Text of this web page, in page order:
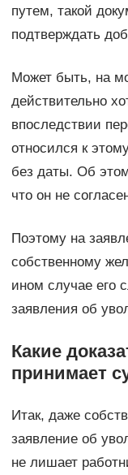
путем, такой
подтверждать
Может быть, на
действительно
впоследствии
относился к
без даты. Об этом
что он не
Поэтому на
собственному
ином случае его
заявления об
Какие
принимает
Итак, даже
заявление об
не лишает